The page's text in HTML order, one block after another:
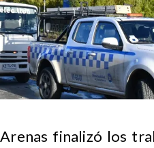
finalizó los